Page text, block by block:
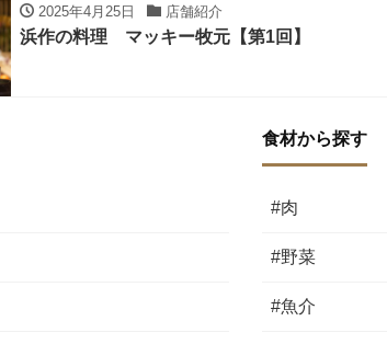
2025年4月25日 店舗紹介
浜作の料理 マッキー牧元【第1回】
食材から探す
#肉
#野菜
#魚介